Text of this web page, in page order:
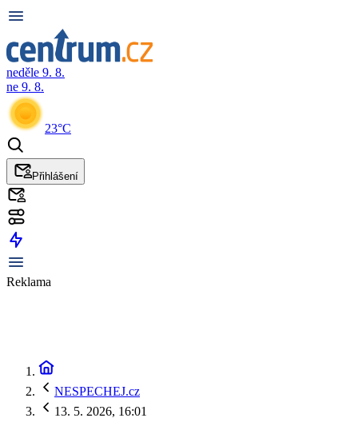
neděle 9. 8.
ne 9. 8.
23°C
Přihlášení
Reklama
NESPECHEJ.cz
13. 5. 2026, 16:01